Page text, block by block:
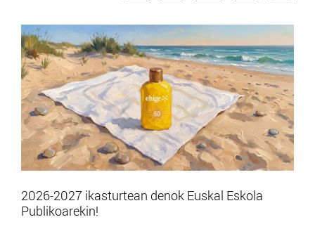
2026-2027 ikasturtean denok Euskal Eskola
Publikoarekin!